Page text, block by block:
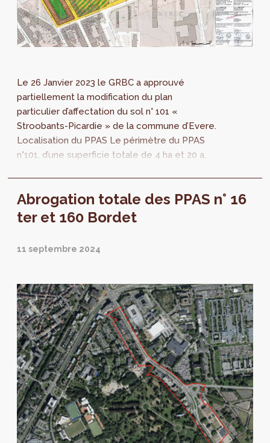
Le 26 Janvier 2023 le GRBC a approuvé
partiellement la modification du plan
particulier d’affectation du sol n° 101 «
Stroobants-Picardie » de la commune d’Evere.
Localisation du PPAS Le périmètre du PPAS
n°101, d’une superficie totale de 4 ha et 20 a,
Abrogation totale des PPAS n° 16
ter et 160 Bordet
11 septembre 2024